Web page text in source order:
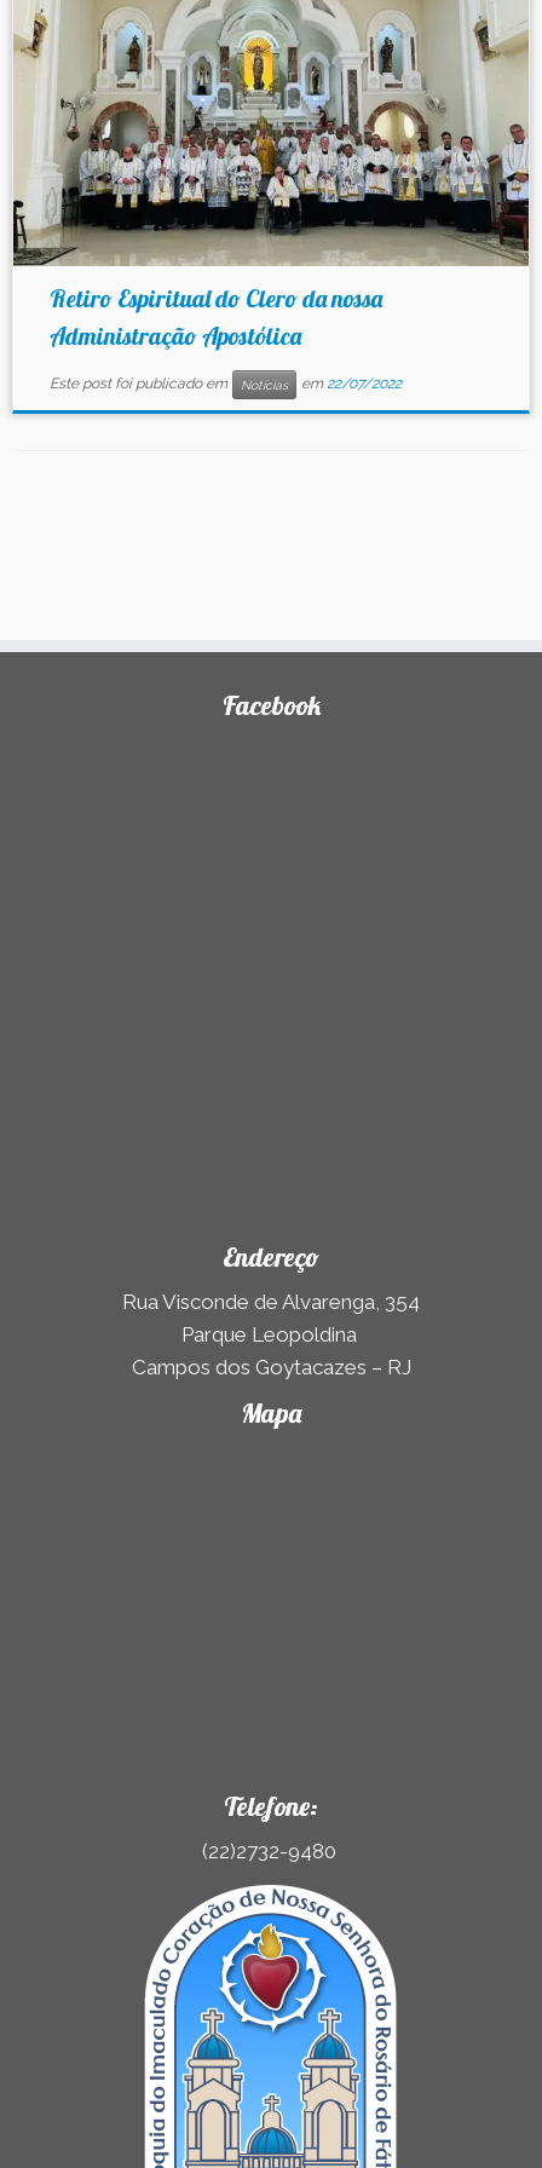
Contato
Retiro Espiritual do Clero da nossa
Administração Apostólica
Este post foi publicado em Notícias em22/07/2022
Facebook
Endereço
Rua Visconde de Alvarenga, 354
Parque Leopoldina
Campos dos Goytacazes – RJ
Mapa
Telefone:
(22)2732-9480